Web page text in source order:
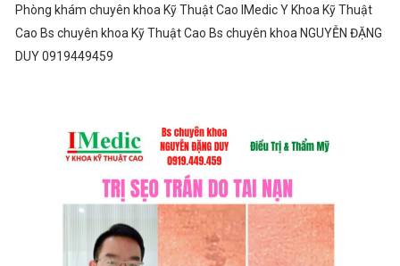
Phòng khám chuyên khoa Kỹ Thuật Cao IMedic Y Khoa Kỹ Thuật
Cao Bs chuyên khoa Kỹ Thuật Cao Bs chuyên khoa NGUYỄN ĐẶNG
DUY 0919449459